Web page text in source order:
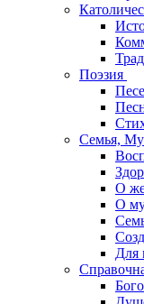
Поэзия
Семья,
О
О
Для